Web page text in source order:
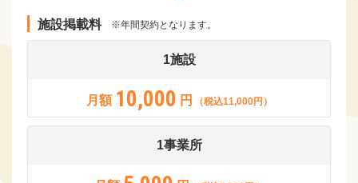
施設掲載料 ※年間契約となります。
1施設
月額 10,000 円 （税込11,000円）
1事業所